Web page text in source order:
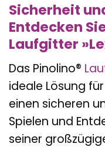
Sicherheit
Entdecken
Laufgitter
Das Pinolino®
ideale Lösung
einen sicheren
Spielen und
seiner